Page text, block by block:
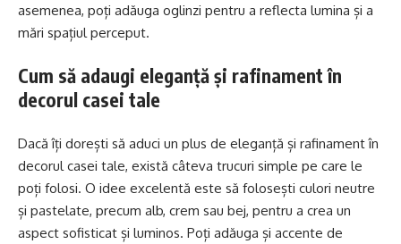
asemenea, poți adăuga oglinzi pentru a reflecta lumina și a
mări spațiul perceput.
Cum să adaugi eleganță și rafinament în
decorul casei tale
Dacă îți dorești să aduci un plus de eleganță și rafinament în
decorul casei tale, există câteva trucuri simple pe care le
poți folosi. O idee excelentă este să folosești culori neutre
și pastelate, precum alb, crem sau bej, pentru a crea un
aspect sofisticat și luminos. Poți adăuga și accente de